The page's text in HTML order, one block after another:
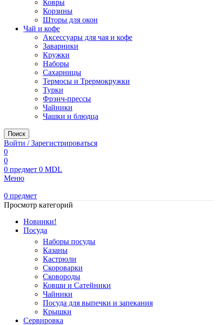
Ковры
Корзины
Шторы для окон
Чай и кофе
Аксессуары для чая и кофе
Заварники
Кружки
Наборы
Сахарницы
Термосы и Трермокружки
Турки
Фрэнч-прессы
Чайники
Чашки и блюдца
Поиск
Войти / Зарегистрироваться
0
0
0 предмет 0 MDL
Меню
0 предмет
Просмотр категорий
Новинки!
Посуда
Наборы посуды
Казаны
Кастрюли
Скороварки
Сковороды
Ковши и Сатейники
Чайники
Посуда для выпечки и запекания
Крышки
Сервировка